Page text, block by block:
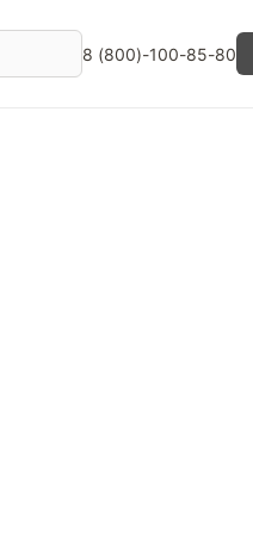
8 (800)-100-85-80